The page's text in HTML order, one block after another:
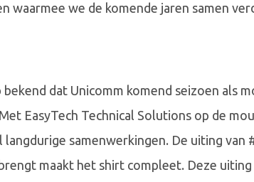
waarmee we de komende jaren samen
dat Unicomm komend seizoen als
EasyTech Technical Solutions op de
samenwerkingen. De uiting van
maakt het shirt compleet. Deze